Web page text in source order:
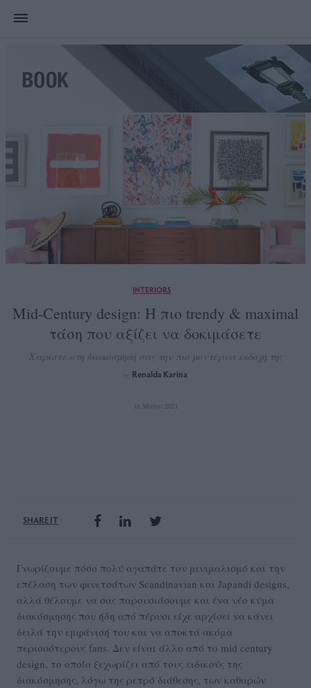
INTERIORS
Mid-Century design: Η πιο trendy & maximal
τάση που αξίζει να δοκιμάσετε
Χαρίστε στη διακόσμησή σας την πιο μοντέρνα εκδοχή της
Renalda Karina
16 Μαΐου 2021
SHARE IT
Γνωρίζουμε πόσο πολύ αγαπάτε τον μινιμαλισμό και την
επέλαση των φινετσάτων Scandinavian και Japandi designs,
αλλά θέλουμε να σας παρουσιάσουμε και ένα νέο κύμα
διακόσμησης που ήδη από πέρυσι είχε αρχίσει να κάνει
δειλά την εμφάνισή του και να αποκτά ακόμα
περισσότερους fans. Δεν είναι άλλο από το mid century
design, το οποίο ξεχωρίζει από τους ειδικούς της
διακόσμησης, λόγω της ρετρό διάθεσης, των καθαρών